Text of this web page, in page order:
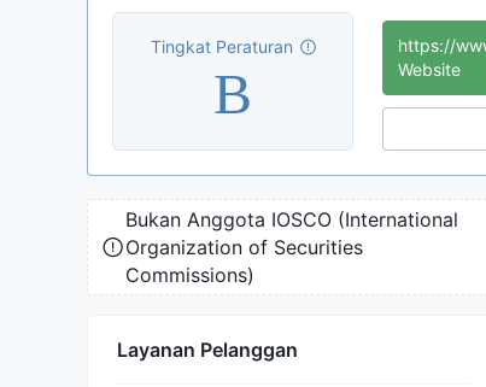
Tingkat Peraturan
B
Website
Bukan Anggota IOSCO (International
Organization of Securities
Commissions)
Layanan Pelanggan